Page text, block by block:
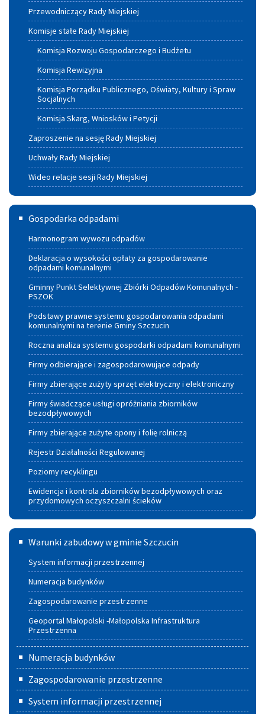
Przewodniczący Rady Miejskiej
Komisje stałe Rady Miejskiej
Komisja Rozwoju Gospodarczego i Budżetu
Komisja Rewizyjna
Komisja Porządku Publicznego, Oświaty, Kultury i Spraw
Socjalnych
Komisja Skarg, Wniosków i Petycji
Zaproszenie na sesję Rady Miejskiej
Uchwały Rady Miejskiej
Wideo relacje sesji Rady Miejskiej
Gospodarka
odpadami
Gospodarka odpadami
Harmonogram wywozu odpadów
Deklaracja o wysokości opłaty za gospodarowanie
odpadami komunalnymi
Gminny Punkt Selektywnej Zbiórki Odpadów Komunalnych -
PSZOK
Podstawy prawne systemu gospodarowania odpadami
komunalnymi na terenie Gminy Szczucin
Roczna analiza systemu gospodarki odpadami komunalnymi
Firmy odbierające i zagospodarowujące odpady
Firmy zbierające zużyty sprzęt elektryczny i elektroniczny
Firmy świadczące usługi opróżniania zbiorników
bezodpływowych
Firmy zbierające zużyte opony i folię rolniczą
Rejestr Działalności Regulowanej
Poziomy recyklingu
Ewidencja i kontrola zbiorników bezodpływowych oraz
przydomowych oczyszczalni ścieków
Warunki
zabudowy
Gminie
Szczucin
Warunki zabudowy w gminie Szczucin
System informacji przestrzennej
Numeracja budynków
Zagospodarowanie przestrzenne
Geoportal Małopolski -Małopolska Infrastruktura
Przestrzenna
Numeracja budynków
Zagospodarowanie przestrzenne
System informacji przestrzennej